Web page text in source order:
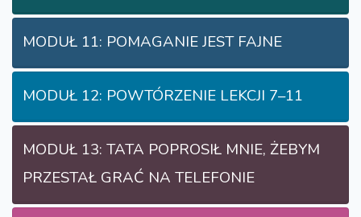
MODUŁ 11: POMAGANIE JEST FAJNE
MODUŁ 12: POWTÓRZENIE LEKCJI 7–11
MODUŁ 13: TATA POPROSIŁ MNIE, ŻEBYM
PRZESTAŁ GRAĆ NA TELEFONIE